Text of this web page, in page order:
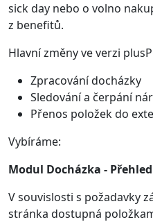
sick day nebo o volno
z benefitů.
Hlavní změny ve verzi
Zpracování docházky
Sledování a čerpání
Přenos položek do
Vybíráme:
Modul Docházka -
V souvislosti s požadavky
stránka dostupná